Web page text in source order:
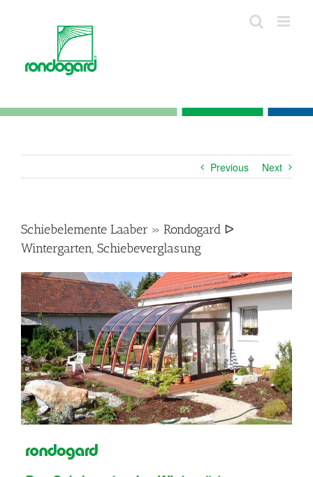
Previous Next
Schiebelemente Laaber » Rondogard ᐅ
Wintergarten, Schiebeverglasung